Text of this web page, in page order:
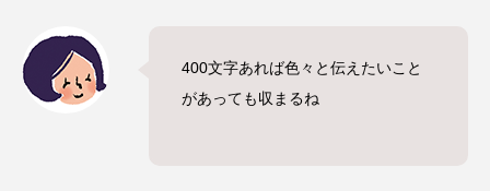
400文字あれば色々と伝えたいこと
があっても収まるね